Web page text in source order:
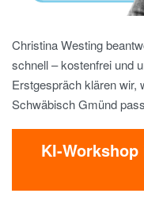
Christina Westing
schnell – kostenfrei und
Erstgespräch klären wir,
Schwäbisch Gmünd
KI-